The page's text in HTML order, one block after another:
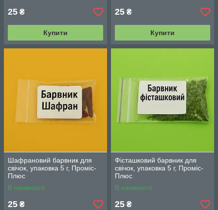
25 ₴
Купити
25 ₴
Купити
Шафрановий барвник для
свічок, упаковка 5 г, Проміс-
Плюс
В наявності
25 ₴
Фісташковий барвник для
свічок, упаковка 5 г, Проміс-
Плюс
В наявності
25 ₴